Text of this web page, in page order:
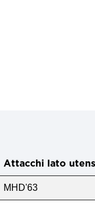
Attacchi lato
MHD'63